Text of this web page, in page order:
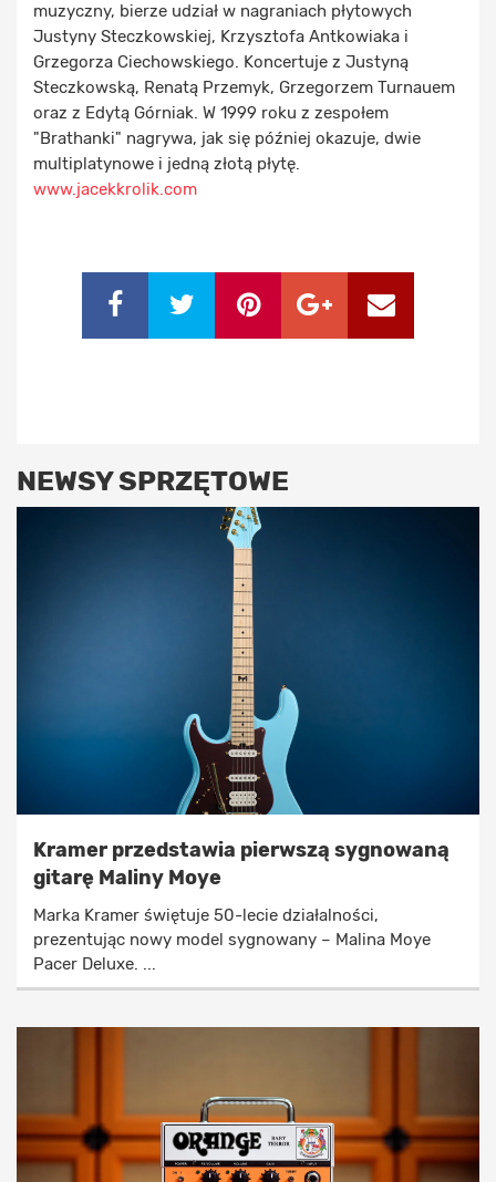
muzyczny, bierze udział w nagraniach płytowych
Justyny Steczkowskiej, Krzysztofa Antkowiaka i
Grzegorza Ciechowskiego. Koncertuje z Justyną
Steczkowską, Renatą Przemyk, Grzegorzem Turnauem
oraz z Edytą Górniak. W 1999 roku z zespołem
"Brathanki" nagrywa, jak się później okazuje, dwie
multiplatynowe i jedną złotą płytę.
www.jacekkrolik.com
NEWSY SPRZĘTOWE
Kramer przedstawia pierwszą sygnowaną
gitarę Maliny Moye
Marka Kramer świętuje 50-lecie działalności,
prezentując nowy model sygnowany – Malina Moye
Pacer Deluxe. ...